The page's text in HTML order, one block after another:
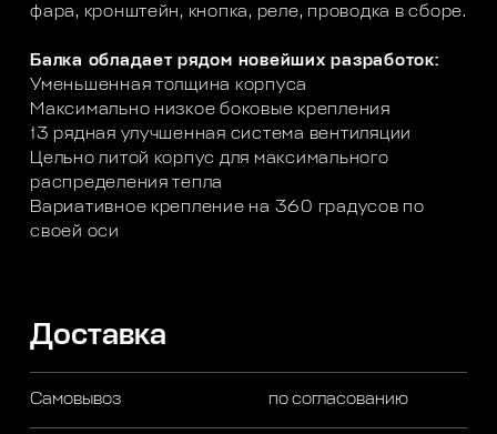
фара, кронштейн, кнопка, реле, проводка в сборе.
Балка обладает рядом новейших разработок:
Уменьшенная толщина корпуса
Максимально низкое боковые крепления
13 рядная улучшенная система вентиляции
Цельно литой корпус для максимального
распределения тепла
Вариативное крепление на 360 градусов по
своей оси
Доставка
Самовывоз по согласованию